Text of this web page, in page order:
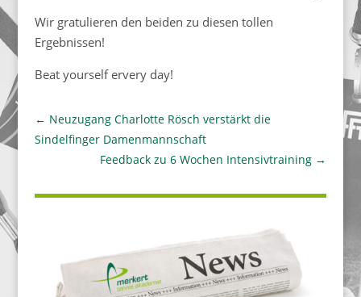
Wir gratulieren den beiden zu diesen tollen
Ergebnissen!
Beat yourself ervery day!
← Neuzugang Charlotte Rösch verstärkt die
Sindelfinger Damenmannschaft
Feedback zu 6 Wochen Intensivtraining →